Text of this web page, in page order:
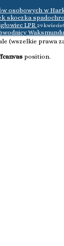
osobowych w
skoczka
LPR 29
Waksmundu
(wszelkie prawa
position.